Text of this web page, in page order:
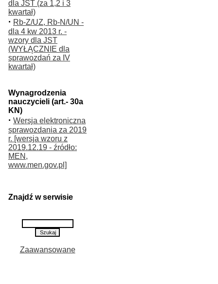
dla JST (za 1,2 i 3
kwartał)
· Rb-Z/UZ, Rb-N/UN -
dla 4 kw 2013 r. -
wzory dla JST
(WYŁĄCZNIE dla
sprawozdań za IV
kwartał)
Wynagrodzenia
nauczycieli (art.- 30a
KN)
· Wersja elektroniczna
sprawozdania za 2019
r. [wersja wzoru z
2019.12.19 - źródło:
MEN,
www.men.gov.pl]
Znajdź w serwisie
Zaawansowane